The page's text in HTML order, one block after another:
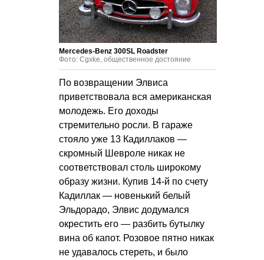
Mercedes-Benz 300SL Roadster
Фото: Cgxke, общественное достояние
По возвращении Элвиса
приветствовала вся американская
молодежь. Его доходы
стремительно росли. В гараже
стояло уже 13 Кадиллаков —
скромный Шевроле никак не
соответствовал столь широкому
образу жизни. Купив 14-й по счету
Кадиллак — новенький белый
Эльдорадо, Элвис додумался
окрестить его — разбить бутылку
вина об капот. Розовое пятно никак
не удавалось стереть, и было